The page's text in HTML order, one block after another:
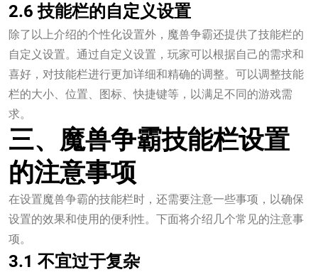
2.6 技能栏的自定义设置
除了以上介绍的个性化设置外，魔兽争霸还提供了技能栏的
自定义设置。通过自定义设置，玩家可以根据自己的需求和
喜好，对技能栏进行更加详细和精确的调整。可以调整技能
栏的大小、位置、图标、快捷键等，以满足不同的游戏需
求。
三、魔兽争霸技能栏设置
的注意事项
在设置魔兽争霸的技能栏时，还需要注意一些事项，以确保
设置的效果和使用的便利性。下面将介绍几个常见的注意事
项。
3.1 不宜过于复杂